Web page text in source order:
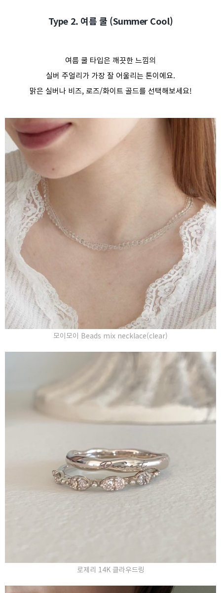
Type 2. 여름 쿨 (Summer Cool)
여름 쿨 타입은 깨끗한 느낌의
실버 주얼리가 가장 잘 어울리는 톤이에요.
맑은 실버나 비즈, 로즈/화이트 골드를 선택해보세요!
모이모이 Beads mix necklace(clear)
로제리 14K 클라우드링